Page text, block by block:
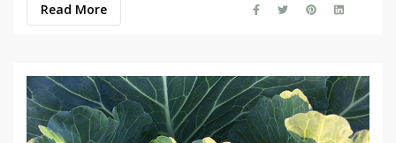
Read More